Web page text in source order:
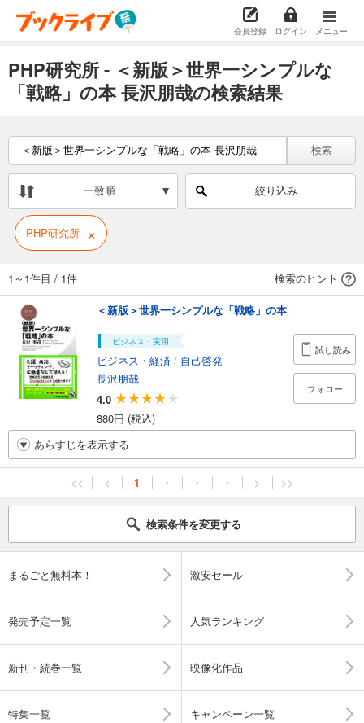
会員登録 ログイン メニュー
PHP研究所 - ＜新版＞世界一シンプルな
「戦略」の本 長沢朋哉の検索結果
検索
一致順 絞り込み
PHP研究所 ×
1～1件目 / 1件 検索のヒント
＜新版＞世界一シンプルな「戦略」の本
ビジネス・実用
ビジネス・経済 / 自己啓発
長沢朋哉
4.0
880円 (税込)
試し読み
フォロー
あらすじを表示する
<< < 1 ・ ・ ・ > >>
検索条件を変更する
まるごと無料本！ 激安セール
発売予定一覧 人気ランキング
新刊・続巻一覧 映像化作品
特集一覧 キャンペーン一覧